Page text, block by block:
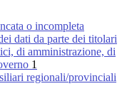
o incompleta
dati da parte dei titolari
di amministrazione, di
1
regionali/provinciali